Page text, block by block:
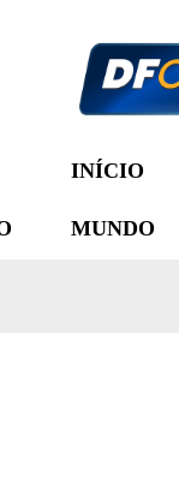
INÍCIO
MUNDO